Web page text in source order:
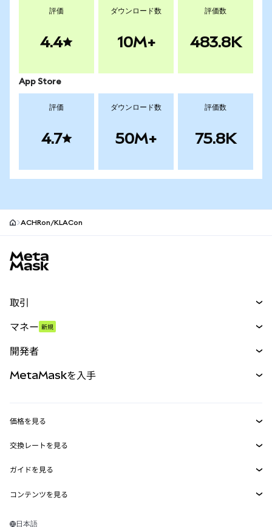
評価
4.4
ダウンロード数
10M+
評価数
483.8K
App Store
評価
4.7
ダウンロード数
50M+
評価数
75.8K
ACHRon/KLACon
取引
パーペチュアル
RWA
マネー 新規
開発者
MetaMask Connect
Snaps
Web3サービス
MetaMaskを入手
セキュリティ
サポート
キャリア
価格を見る
イーサリアムの価格
Solanaの価格
Tetherの価格
交換レートを見る
ETH→USD
USDT→INR
ガイドを見る
ETHの購入
コンテンツを見る
Solanaウォレット
日本語